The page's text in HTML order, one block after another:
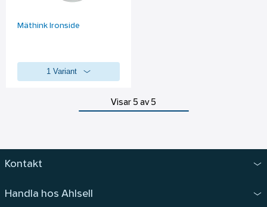
Mäthink Ironside
1 Variant
Visar 5 av 5
Kontakt
Handla hos Ahlsell